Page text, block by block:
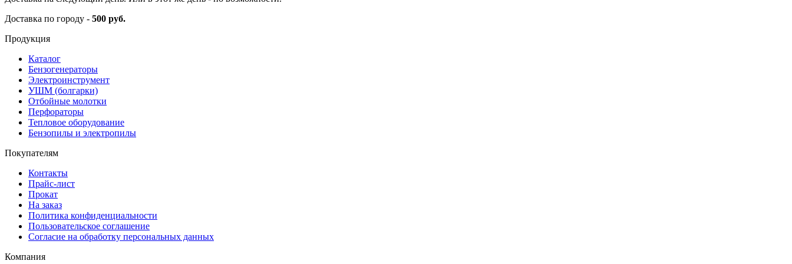
Доставка по городу - 500 руб.
Продукция
Каталог
Бензогенераторы
Электроинструмент
УШМ (болгарки)
Отбойные молотки
Перфораторы
Тепловое оборудование
Бензопилы и электропилы
Покупателям
Контакты
Прайс-лист
Прокат
На заказ
Политика конфиденциальности
Пользовательское соглашение
Согласие на обработку персональных данных
Компания